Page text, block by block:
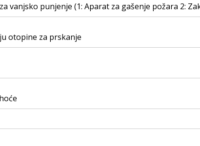
vanjsko punjenje (1: Aparat za gašenje požara 2:
otopine za prskanje